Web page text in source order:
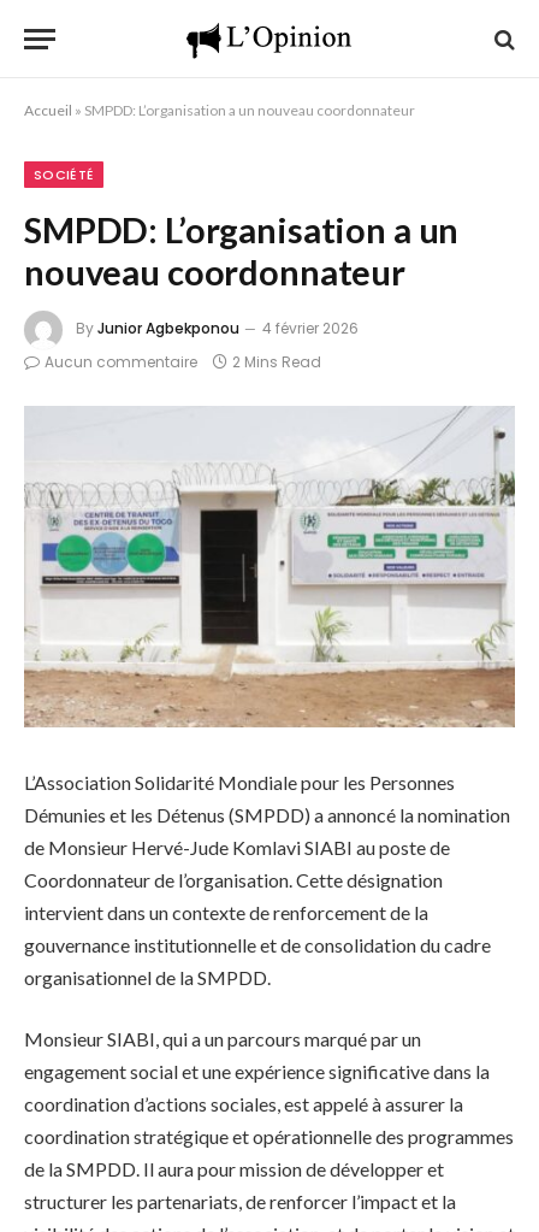
Accueil » SMPDD: L’organisation a un nouveau coordonnateur
SOCIÉTÉ
SMPDD: L’organisation a un
nouveau coordonnateur
ByJunior Agbekponou
4 février 2026
Aucun commentaire
2 Mins Read
L’Association Solidarité Mondiale pour les Personnes
Démunies et les Détenus (SMPDD) a annoncé la nomination
de Monsieur Hervé-Jude Komlavi SIABI au poste de
Coordonnateur de l’organisation. Cette désignation
intervient dans un contexte de renforcement de la
gouvernance institutionnelle et de consolidation du cadre
organisationnel de la SMPDD.
Monsieur SIABI, qui a un parcours marqué par un
engagement social et une expérience significative dans la
coordination d’actions sociales, est appelé à assurer la
coordination stratégique et opérationnelle des programmes
de la SMPDD. Il aura pour mission de développer et
structurer les partenariats, de renforcer l’impact et la